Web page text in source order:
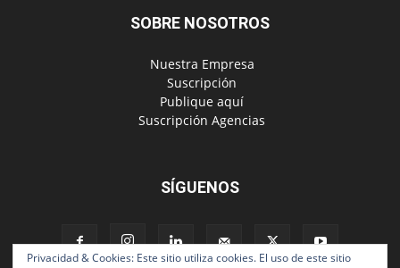
SOBRE NOSOTROS
‎ Nuestra Empresa
‎ Suscripción
‎ Publique aquí
‎ Suscripción Agencias
SÍGUENOS
Privacidad & Cookies: Este sitio utiliza cookies. El uso de este sitio